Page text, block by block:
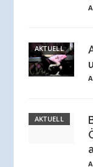
AKTUELL
AKTUELL